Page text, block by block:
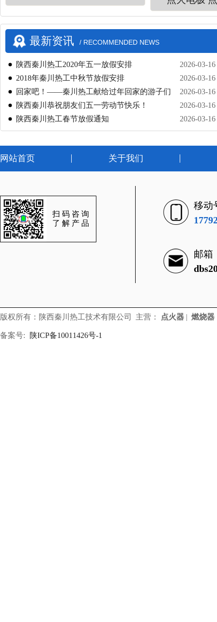
最新资讯 / RECOMMENDED NEWS
2026-03-16
陕西秦川热工2020年五一放假安排
2026-03-16
2018年秦川热工中秋节放假安排
2026-03-16
回家吧！——秦川热工献给过年回家的游子们
2026-03-16
陕西秦川恭祝朋友们五一劳动节快乐！
2026-03-16
陕西秦川热工春节放假通知
网站首页 关于我们
扫码咨询
了解产品
移动
邮箱
版权所有：陕西秦川热工技术有限公司 主营： 点火器 | 燃烧器
备案号: 陕ICP备10011426号-1